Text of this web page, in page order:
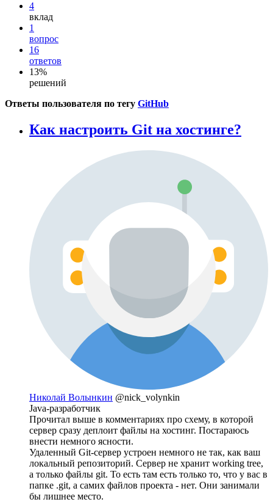
4
вклад
1
вопрос
16
ответов
13%
решений
Ответы пользователя по тегу GitHub
Как настроить Git на хостинге?
Николай Волынкин @nick_volynkin
Java-разработчик
Прочитал выше в комментариях про схему, в которой
сервер сразу деплоит файлы на хостинг. Постараюсь
внести немного ясности.
Удаленный Git-сервер устроен немного не так, как ваш
локальный репозиторий. Сервер не хранит working tree,
а только файлы git. То есть там есть только то, что у вас в
папке .git, а самих файлов проекта - нет. Они занимали
бы лишнее место.